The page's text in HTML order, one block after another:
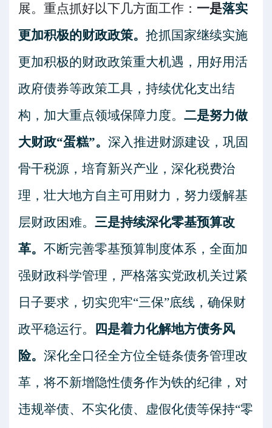
展。重点抓好以下几方面工作： 一是落实
更加积极的财政政策。 抢抓国家继续实施
更加积极的财政政策重大机遇，用好用活
政府债券等政策工具，持续优化支出结
构，加大重点领域保障力度。 二是努力做
大财政“蛋糕”。 深入推进财源建设，巩固
骨干税源，培育新兴产业，深化税费治
理，壮大地方自主可用财力，努力缓解基
层财政困难。 三是持续深化零基预算改
革。 不断完善零基预算制度体系，全面加
强财政科学管理，严格落实党政机关过紧
日子要求，切实兜牢“三保”底线，确保财
政平稳运行。
四是着力化解地方债务风
险。 深化全口径全方位全链条债务管理改
革，将不新增隐性债务作为铁的纪律，对
违规举债、不实化债、虚假化债等保持“零